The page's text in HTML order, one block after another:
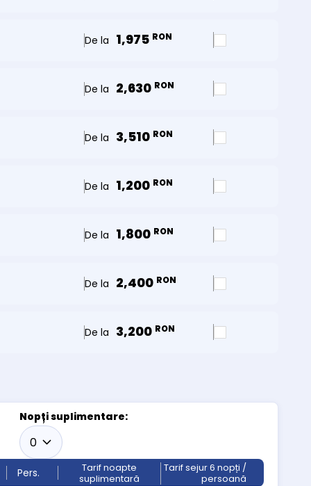
De la 1,975 RON
De la 2,630 RON
De la 3,510 RON
De la 1,200 RON
De la 1,800 RON
De la 2,400 RON
De la 3,200 RON
Nopți suplimentare:
Pers.
Tarif noapte
suplimentară
Tarif sejur 6 nopți /
persoană